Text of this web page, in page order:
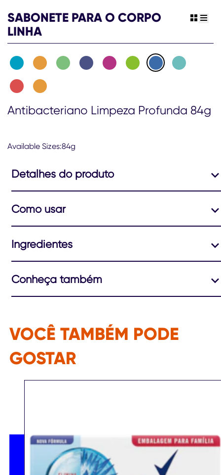
SABONETE PARA O CORPO
LINHA
view
Antibacteriano Limpeza Profunda 84g
Available Sizes:84g
Detalhes do produto
Como usar
Ingredientes
Conheça também
VOCÊ TAMBÉM PODE
GOSTAR